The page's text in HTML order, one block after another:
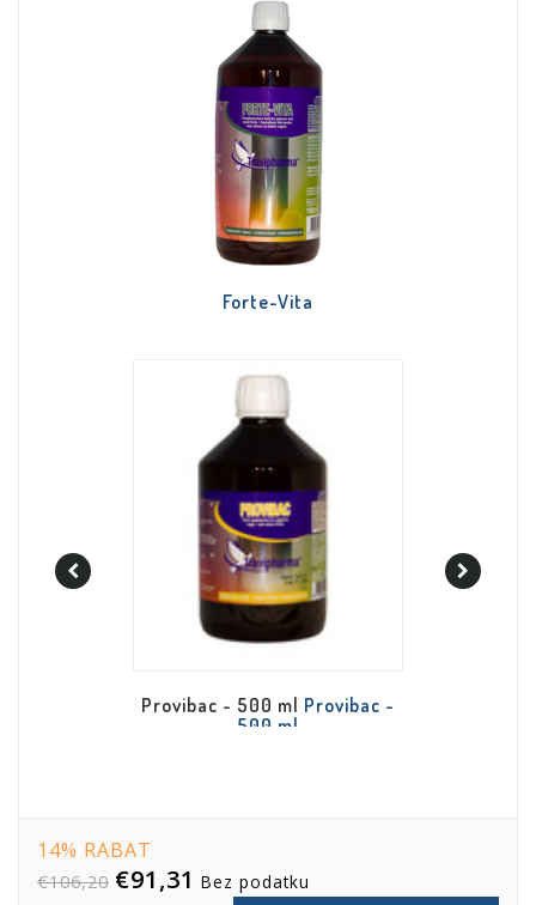
Forte-Vita
Provibac - 500 ml Provibac -
500 ml
14% RABAT
€106,20 €91,31 Bez podatku